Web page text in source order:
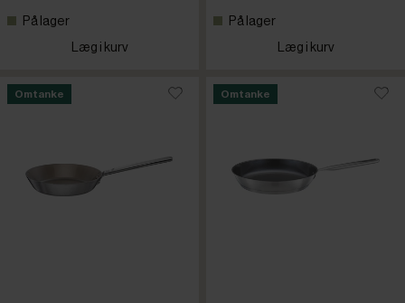
På lager
Læg i kurv
På lager
Læg i kurv
Omtanke Omtanke